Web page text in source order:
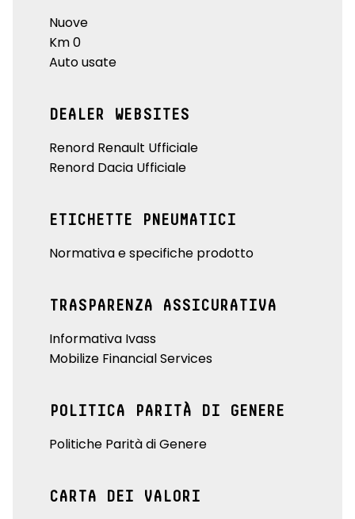
Nuove
Km 0
Auto usate
DEALER WEBSITES
Renord Renault Ufficiale
Renord Dacia Ufficiale
ETICHETTE PNEUMATICI
Normativa e specifiche prodotto
TRASPARENZA ASSICURATIVA
Informativa Ivass
Mobilize Financial Services
POLITICA PARITÀ DI GENERE
Politiche Parità di Genere
CARTA DEI VALORI